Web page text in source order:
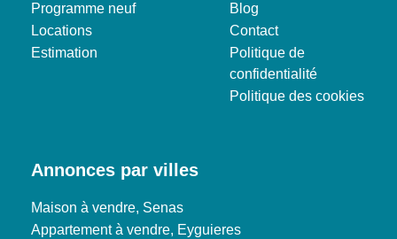
Programme neuf
Locations
Estimation
Blog
Contact
Politique de
confidentialité
Politique des cookies
Annonces par villes
Maison à vendre, Senas
Appartement à vendre, Eyguieres